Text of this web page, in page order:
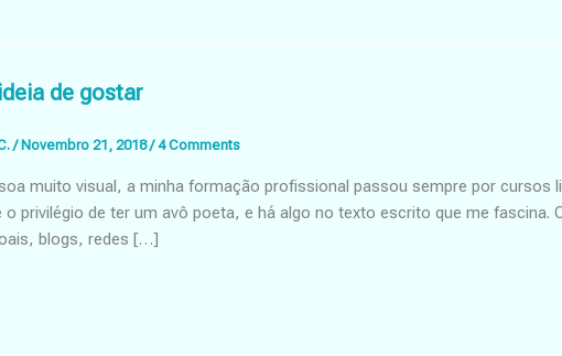
de gostar
/ Novembro 21, 2018/4 Comments
muito visual, a minha formação profissional passou sempre por cursos
o privilégio de ter um avô poeta, e há algo no texto escrito que me
blogs, redes […]